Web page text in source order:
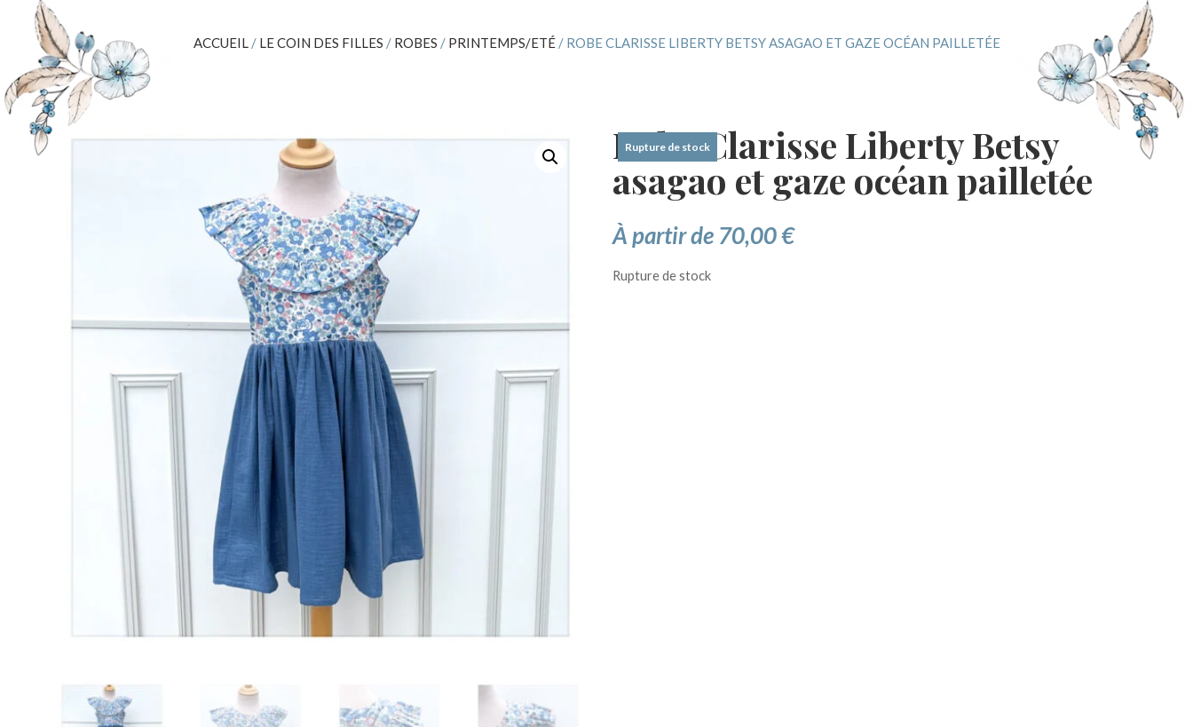
ACCUEIL/ LE COIN DES FILLES / ROBES / PRINTEMPS/ETÉ/ ROBE CLARISSE LIBERTY BETSY ASAGAO ET GAZE OCÉAN PAILLETÉE
Robe Clarisse Liberty Betsy
asagao et gaze océan pailletée
À partir de 70,00€
Rupture de stock
Rupture de stock